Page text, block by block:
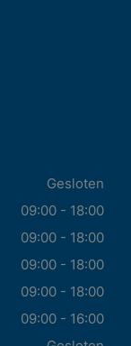
Gesloten
09:00 - 18:00
09:00 - 18:00
09:00 - 18:00
09:00 - 18:00
09:00 - 16:00